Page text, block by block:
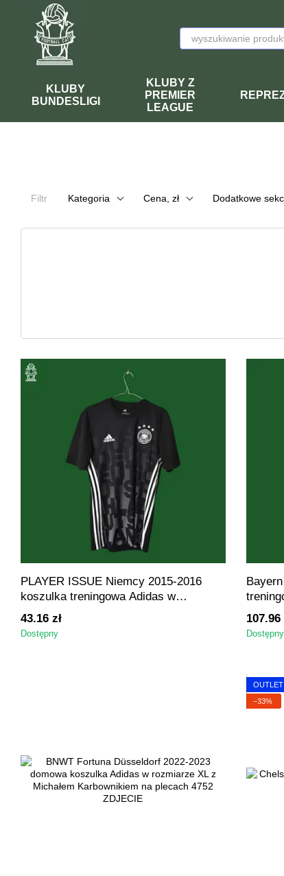
Przejdź do głównej treści
KLUBY
BUNDESLIGI
KLUBY Z
PREMIER
LEAGUE
Filtr Kategoria Cena, zł Dodatkowe
PLAYER ISSUE Niemcy 2015-2016
koszulka treningowa Adidas w
rozmiarze S
43.16 zł
Dostępny
107.96
Dostępny
OUTLET
−33%